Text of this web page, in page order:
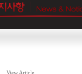
View Article